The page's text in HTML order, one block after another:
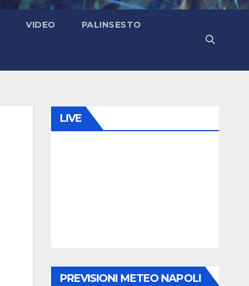
VIDEO PALINSESTO
LIVE
PREVISIONI METEO NAPOLI